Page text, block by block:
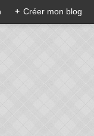
+ Créer mon blog